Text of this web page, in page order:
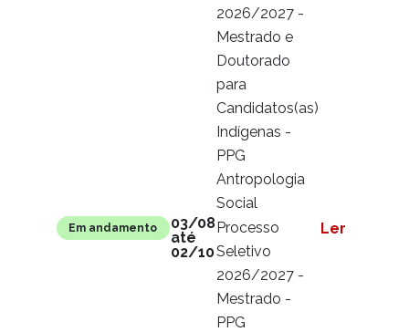
2026/2027 -
Mestrado e
Doutorado
para
Candidatos(as)
Indígenas -
PPG
Antropologia
Social
Em andamento
03/08
até
02/10
Processo
Seletivo
2026/2027 -
Mestrado -
PPG
Ler mais